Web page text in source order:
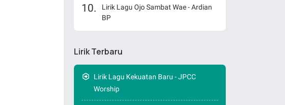
Lirik Lagu Ojo Sambat Wae - Ardian
BP
Lirik Terbaru
Lirik Lagu Kekuatan Baru - JPCC
Worship